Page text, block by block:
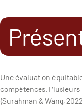
Une évaluation
compétences.
(Surahman & Wang,